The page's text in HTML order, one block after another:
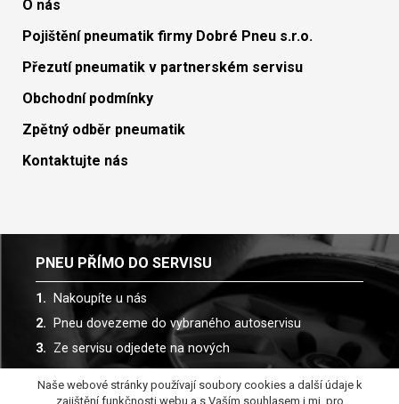
O nás
Pojištění pneumatik firmy Dobré Pneu s.r.o.
Přezutí pneumatik v partnerském servisu
Obchodní podmínky
Zpětný odběr pneumatik
Kontaktujte nás
PNEU PŘÍMO DO SERVISU
Nakoupíte u nás
Pneu dovezeme do vybraného autoservisu
Ze servisu odjedete na nových
Spolupracujeme s více než 30 autoservisy
Naše webové stránky používají soubory cookies a další údaje k
zajištění funkčnosti webu a s Vaším souhlasem i mj. pro